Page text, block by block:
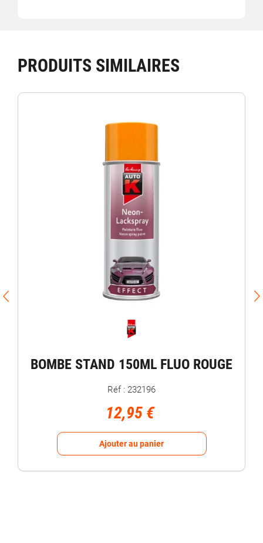
PRODUITS SIMILAIRES
BOMBE STAND 150ML FLUO ROUGE
Réf : 232196
12,95 €
Ajouter au panier